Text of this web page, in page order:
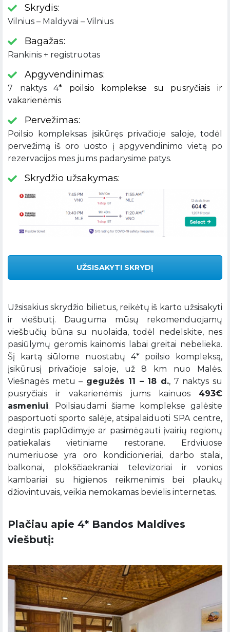
Skrydis:
Vilnius – Maldyvai – Vilnius
Bagažas:
Rankinis + registruotas
Apgyvendinimas:
7 naktys 4* poilsio komplekse su pusryčiais ir
vakarienėmis
Pervežimas:
Poilsio kompleksas įsikūręs privačioje saloje, todėl
pervežimą iš oro uosto į apgyvendinimo vietą po
rezervacijos mes jums padarysime patys.
Skrydžio užsakymas:
UŽSISAKYTI SKRYDĮ
Užsisakius skrydžio bilietus, reikėtų iš karto užsisakyti
ir viešbutį. Dauguma mūsų rekomenduojamų
viešbučių būna su nuolaida, todėl nedelskite, nes
pasiūlymų geromis kainomis labai greitai nebelieka.
Šį kartą siūlome nuostabų 4* poilsio kompleksą,
įsikūrusį privačioje saloje, už 8 km nuo Malės.
Viešnagės metu – gegužės 11 – 18 d., 7 naktys su
pusryčiais ir vakarienėmis jums kainuos 493€
asmeniui. Poilsiaudami šiame komplekse galėsite
pasportuoti sporto salėje, atsipalaiduoti SPA centre,
degintis paplūdimyje ar pasimėgauti įvairių regionų
patiekalais vietiniame restorane. Erdviuose
numeriuose yra oro kondicionieriai, darbo stalai,
balkonai, plokščiaekraniai televizoriai ir vonios
kambariai su higienos reikmenimis bei plaukų
džiovintuvais, veikia nemokamas bevielis internetas.
Plačiau apie 4* Bandos Maldives
viešbutį: